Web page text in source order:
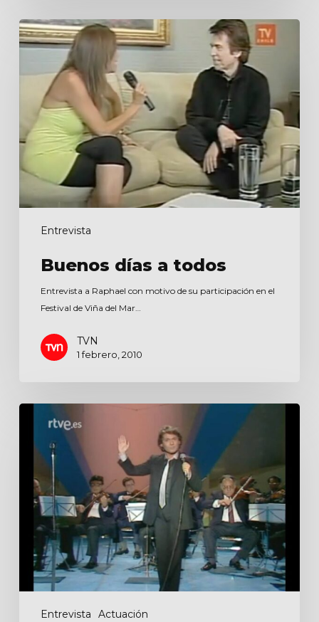
Entrevista
Buenos
días
todos
Buenos días a todos
Entrevista a Raphael con motivo de su participación en el
Festival de Viña del Mar…
TVN
1 febrero, 2010
Entrevista Actuación
Estudio
abierto